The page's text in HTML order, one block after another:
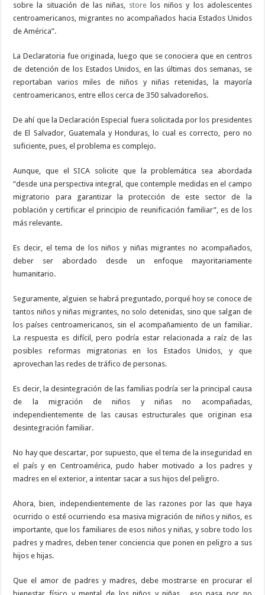
sobre la situación de las niñas, store los niños y los adolescentes
centroamericanos, migrantes no acompañados hacia Estados Unidos
de América”.
La Declaratoria fue originada, luego que se conociera que en centros
de detención de los Estados Unidos, en las últimas dos semanas, se
reportaban varios miles de niños y niñas retenidas, la mayoría
centroamericanos, entre ellos cerca de 350 salvadoreños.
De ahí que la Declaración Especial fuera solicitada por los presidentes
de El Salvador, Guatemala y Honduras, lo cual es correcto, pero no
suficiente, pues, el problema es complejo.
Aunque, que el SICA solicite que la problemática sea abordada
“desde una perspectiva integral, que contemple medidas en el campo
migratorio para garantizar la protección de este sector de la
población y certificar el principio de reunificación familiar”, es de los
más relevante.
Es decir, el tema de los niños y niñas migrantes no acompañados,
deber ser abordado desde un enfoque mayoritariamente
humanitario.
Seguramente, alguien se habrá preguntado, porqué hoy se conoce de
tantos niños y niñas migrantes, no solo detenidas, sino que salgan de
los países centroamericanos, sin el acompañamiento de un familiar.
La respuesta es difícil, pero podría estar relacionada a raíz de las
posibles reformas migratorias en los Estados Unidos, y que
aprovechan las redes de tráfico de personas.
Es decir, la desintegración de las familias podría ser la principal causa
de la migración de niños y niñas no acompañadas,
independientemente de las causas estructurales que originan esa
desintegración familiar.
No hay que descartar, por supuesto, que el tema de la inseguridad en
el país y en Centroamérica, pudo haber motivado a los padres y
madres en el exterior, a intentar sacar a sus hijos del peligro.
Ahora, bien, independientemente de las razones por las que haya
ocurrido o esté ocurriendo esa masiva migración de niños y niños, es
importante, que los familiares de esos niños y niñas, y sobre todo los
padres y madres, deben tener conciencia que ponen en peligro a sus
hijos e hijas.
Que el amor de padres y madres, debe mostrarse en procurar el